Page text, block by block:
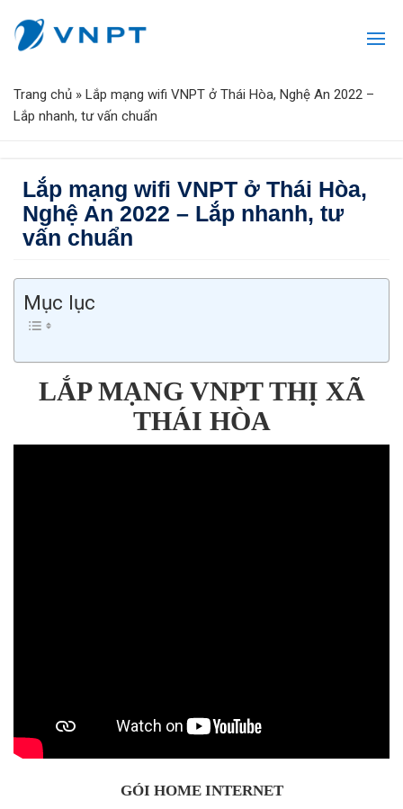
Trang chủ » Lắp mạng wifi VNPT ở Thái Hòa, Nghệ An 2022 –
Lắp nhanh, tư vấn chuẩn
Lắp mạng wifi VNPT ở Thái Hòa,
Nghệ An 2022 – Lắp nhanh, tư
vấn chuẩn
Mục lục
LẮP MẠNG VNPT THỊ XÃ
THÁI HÒA
GÓI HOME INTERNET